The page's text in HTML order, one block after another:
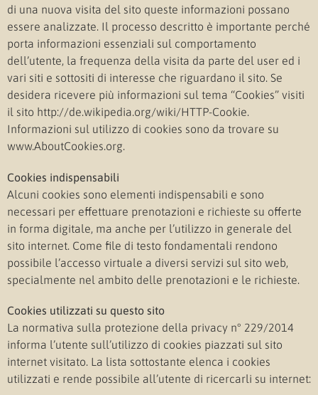
di una nuova visita del sito queste informazioni possano
essere analizzate. Il processo descritto è importante perché
porta informazioni essenziali sul comportamento
dell’utente, la frequenza della visita da parte del user ed i
vari siti e sottositi di interesse che riguardano il sito. Se
desidera ricevere più informazioni sul tema “Cookies” visiti
il sito http://de.wikipedia.org/wiki/HTTP-Cookie.
Informazioni sul utilizzo di cookies sono da trovare su
www.AboutCookies.org.
Cookies indispensabili
Alcuni cookies sono elementi indispensabili e sono
necessari per effettuare prenotazioni e richieste su offerte
in forma digitale, ma anche per l’utilizzo in generale del
sito internet. Come file di testo fondamentali rendono
possibile l’accesso virtuale a diversi servizi sul sito web,
specialmente nel ambito delle prenotazioni e le richieste.
Cookies utilizzati su questo sito
La normativa sulla protezione della privacy n° 229/2014
informa l’utente sull’utilizzo di cookies piazzati sul sito
internet visitato. La lista sottostante elenca i cookies
utilizzati e rende possibile all’utente di ricercarli su internet: